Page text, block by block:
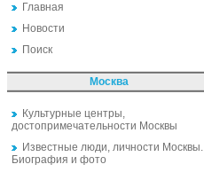
Главная
Новости
Поиск
Москва
Культурные центры,
достопримечательности Москвы
Известные люди, личности Москвы.
Биография и фото